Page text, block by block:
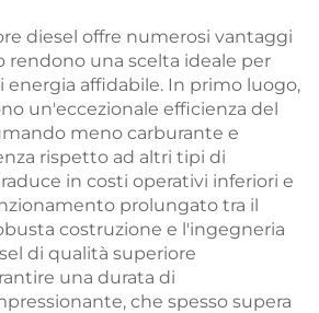
diesel offre numerosi vantaggi
rendono una scelta ideale per
energia affidabile. In primo luogo,
un'eccezionale efficienza del
meno carburante e
rispetto ad altri tipi di
in costi operativi inferiori e
prolungato tra il
costruzione e l'ingegneria
di qualità superiore
una durata di
che spesso supera